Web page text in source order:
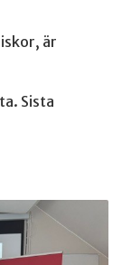
är
Sista